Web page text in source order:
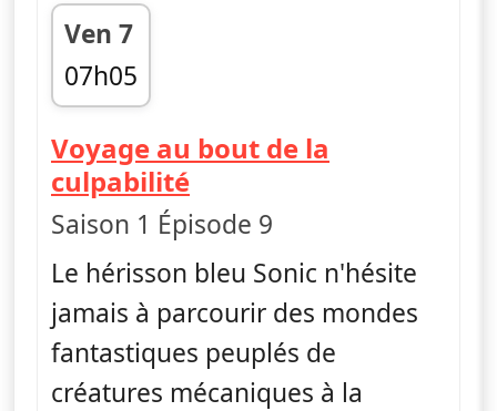
Ven 7
07h05
fin 07h15
Voyage au bout de la
culpabilité— Sonic Boom
Saison 1 Épisode 9
Le hérisson bleu Sonic n'hésite
jamais à parcourir des mondes
fantastiques peuplés de
créatures mécaniques à la